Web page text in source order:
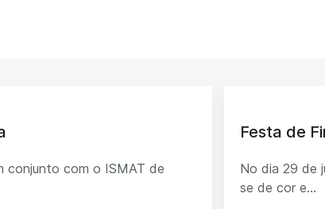
conjunto com o ISMAT de
Festa de
No dia 29 de
se de cor e...